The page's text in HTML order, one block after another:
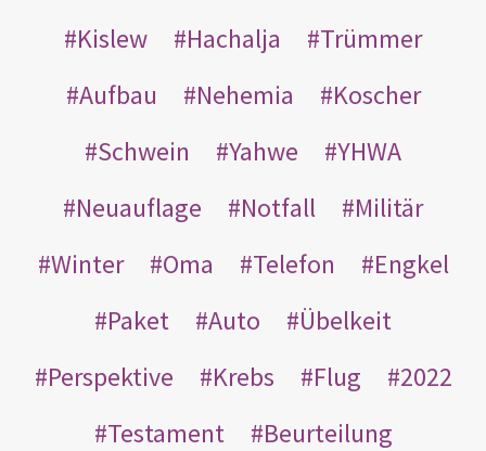
Kislew
Hachalja
Trümmer
Aufbau
Nehemia
Koscher
Schwein
Yahwe
YHWA
Neuauflage
Notfall
Militär
Winter
Oma Telefon
Engkel
Paket
Auto
Übelkeit
Perspektive
Krebs Flug
2022
Testament
Beurteilung